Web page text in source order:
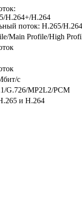
H.264+/H.264
поток: H.265/
Main Profile/High
с
G.726/MP2L2/PCM
и H.264